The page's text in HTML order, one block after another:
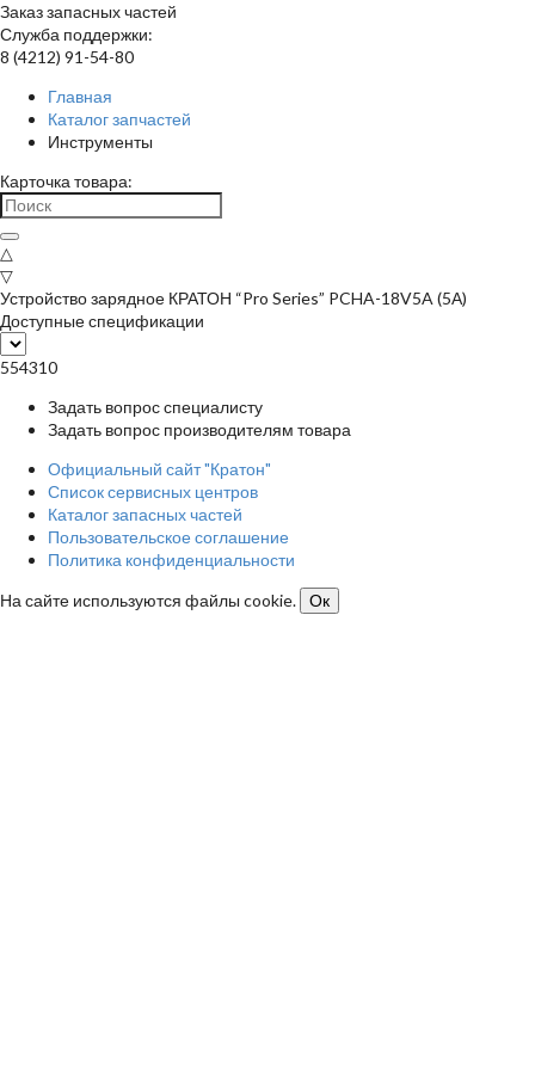
Заказ запасных частей
Служба поддержки:
8 (4212) 91-54-80
Главная
Каталог запчастей
Инструменты
Карточка товара:
△
▽
Устройство зарядное КРАТОН “Pro Series” PCHA-18V5A (5А)
Доступные спецификации
554310
Задать вопрос специалисту
Задать вопрос производителям товара
Официальный сайт "Кратон"
Список сервисных центров
Каталог запасных частей
Пользовательское соглашение
Политика конфиденциальности
На сайте используются файлы cookie.
Ок